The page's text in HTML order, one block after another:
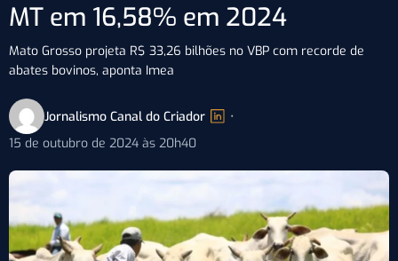
MT em 16,58% em 2024
Mato Grosso projeta R$ 33,26 bilhões no VBP com recorde de
abates bovinos, aponta Imea
Jornalismo Canal do Criador
•
15 de outubro de 2024 às 20h40